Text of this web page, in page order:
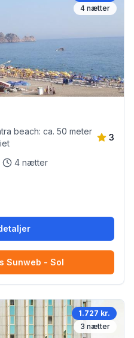
4 nætter
beach: ca. 50 meter
3
4 nætter
Sunweb - Sol
1.727 kr.
3 nætter